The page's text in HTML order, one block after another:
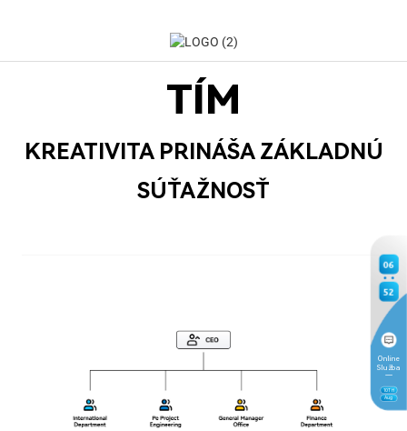
TÍM
KREATIVITA PRINÁŠA ZÁKLADNÚ
SÚŤAŽNOSŤ
06
52
Online
Služba
10TH
Aug